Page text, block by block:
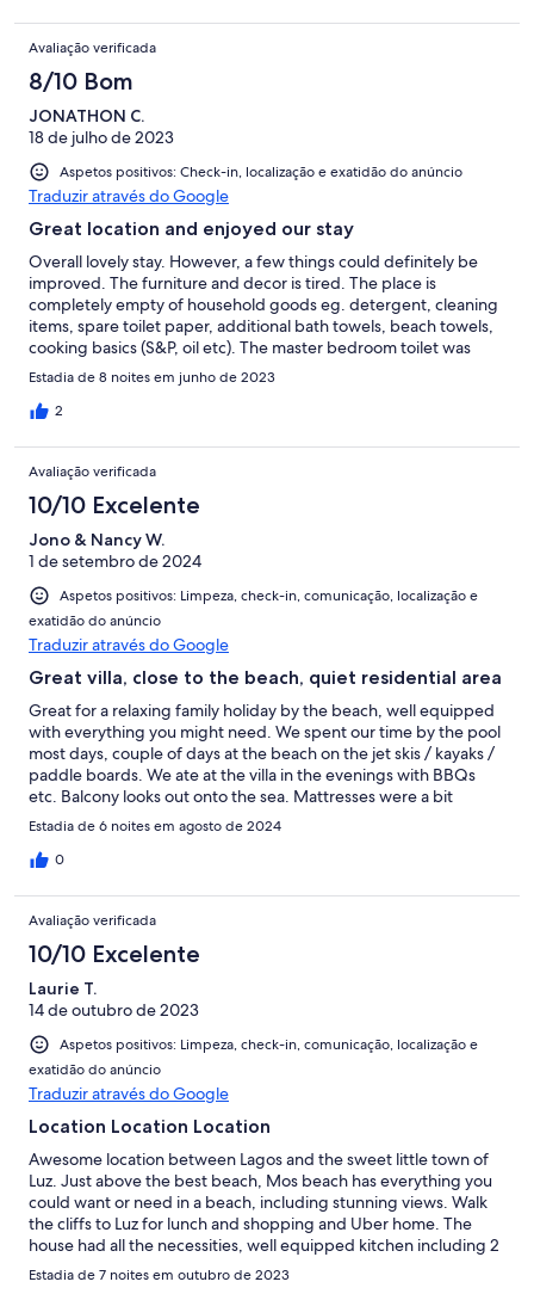
the area. Perfect location! Would absolutely stay here again!
Highly recommend!
Avaliação verificada
8/10 Bom
JONATHON C.
18 de julho de 2023
Aspetos positivos: Check-in, localização e exatidão do anúncio
Traduzir através do Google
Great location and enjoyed our stay
Overall lovely stay. However, a few things could definitely be
improved. The furniture and decor is tired. The place is
completely empty of household goods eg. detergent, cleaning
items, spare toilet paper, additional bath towels, beach towels,
cooking basics (S&P, oil etc). The master bedroom toilet was
broken for 4 out of the 7 days of our stay.
Estadia de 8 noites em junho de 2023
2
Avaliação verificada
10/10 Excelente
Jono & Nancy W.
1 de setembro de 2024
Aspetos positivos: Limpeza, check-in, comunicação, localização e
exatidão do anúncio
Traduzir através do Google
Great villa, close to the beach, quiet residential area
Great for a relaxing family holiday by the beach, well equipped
with everything you might need. We spent our time by the pool
most days, couple of days at the beach on the jet skis / kayaks /
paddle boards. We ate at the villa in the evenings with BBQs
etc. Balcony looks out onto the sea. Mattresses were a bit
springy and could have been better but small issue on scale of
things. Wouldn’t stop us going back. Not much going on around
the villa as it’s in a nice quiet residential area which suited us just
useful.
Estadia de 6 noites em agosto de 2024
0
Avaliação verificada
10/10 Excelente
Laurie T.
14 de outubro de 2023
Aspetos positivos: Limpeza, check-in, comunicação, localização e
exatidão do anúncio
Traduzir através do Google
Location Location Location
Awesome location between Lagos and the sweet little town of
Luz. Just above the best beach, Mos beach has everything you
could want or need in a beach, including stunning views. Walk
the cliffs to Luz for lunch and shopping and Uber home. The
house had all the necessities, well equipped kitchen including 2
refrigerators and dishwasher. Minimal courtesy supplies, bring
Estadia de 7 noites em outubro de 2023